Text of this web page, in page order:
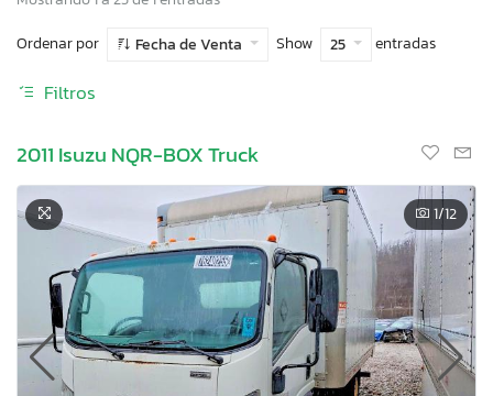
Ordenar por
Fecha de Venta Show 25 entradas
Filtros
2011 Isuzu NQR-BOX Truck
1/12